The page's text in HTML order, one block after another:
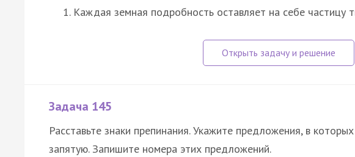
Каждая земная подробность оставляет на себе частицу
Задача 145
Расставьте знаки препинания. Укажите предложения, в
запятую. Запишите номера этих предложений.